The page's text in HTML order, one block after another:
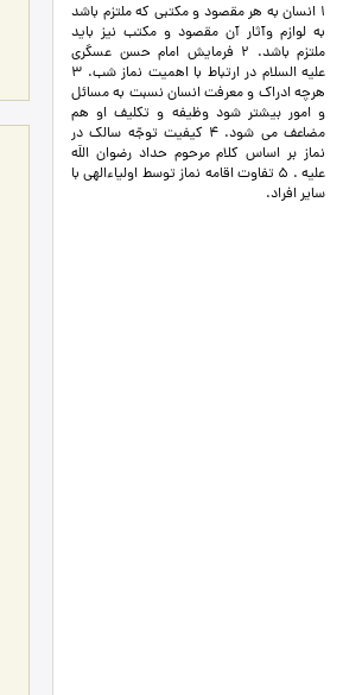
1 انسان به هر مقصود و مکتبی که ملتزم باشد
به لوازم وآثار آن مقصود و مکتب نیز باید
ملتزم باشد. 2 فرمایش امام حسن عسگری
علیه السلام در ارتباط با اهمیت نماز شب. 3
هرچه ادراک و معرفت انسان نسبت به مسائل
و امور بیشتر شود وظیفه و تکلیف او هم
مضاعف می شود. 4 کیفیت توجّه سالک در
نماز بر اساس کلام مرحوم حداد رضوان اللَه
علیه . 5 تفاوت اقامه نماز توسط اولیاءالهی با
سایر افراد.